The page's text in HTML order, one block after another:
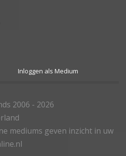
Inloggen als Medium
2006 - 2026
mediums geven inzicht in uw